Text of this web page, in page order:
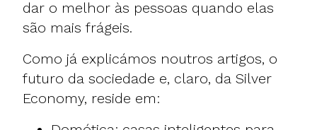
dar o melhor às pessoas quando elas
são mais frágeis.
Como já explicámos noutros artigos, o
futuro da sociedade e, claro, da Silver
Economy, reside em: